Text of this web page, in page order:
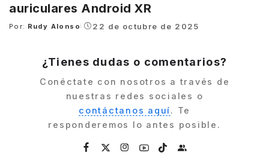
auriculares Android XR
Posted
Por: Rudy Alonso 22 de octubre de 2025
¿Tienes dudas o comentarios?
Conéctate con nosotros a través de
nuestras redes sociales o
contáctanos aquí. Te
responderemos lo antes posible.